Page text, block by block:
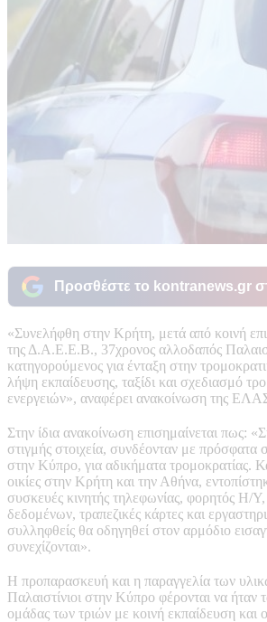
Προσθέστε το kontranews.gr
«Συνελήφθη στην Κρήτη, μετά από κοινή
της Δ.A.E.E.B., 37χρονος αλλοδαπός
κατηγορούμενος για ένταξη στην
λήψη εκπαίδευσης, ταξίδι και σχεδιασμό
ενεργειών», αναφέρει ανακοίνωση της
Στην ίδια ανακοίνωση επισημαίνεται πως:
στιγμής στοιχεία, συνδέονταν με
στην Κύπρο, για αδικήματα τρομοκρατίας.
οικίες στην Κρήτη και την Αθήνα,
συσκευές κινητής τηλεφωνίας, φορητός H/
δεδομένων, τραπεζικές κάρτες και
συλληφθείς θα οδηγηθεί στον αρμόδιο
συνεχίζονται».
Η προπαρασκευή και η παραγγελία των
Παλαιστίνιοι στην Κύπρο φέρονται να ήταν
ομάδας των τριών με κοινή εκπαίδευση και